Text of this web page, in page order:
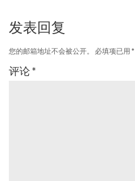
发表回复
您的邮箱地址不会被公开。 必填项已用 *
评论 *